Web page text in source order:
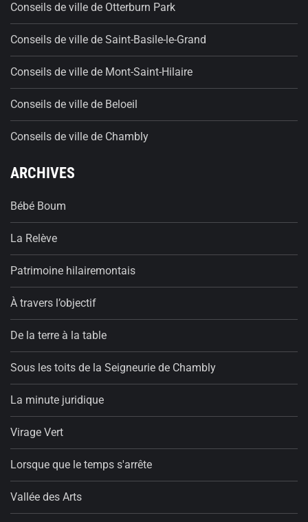
Conseils de ville de Otterburn Park
Conseils de ville de Saint-Basile-le-Grand
Conseils de ville de Mont-Saint-Hilaire
Conseils de ville de Beloeil
Conseils de ville de Chambly
ARCHIVES
Bébé Boum
La Relève
Patrimoine hilairemontais
À travers l’objectif
De la terre à la table
Sous les toits de la Seigneurie de Chambly
La minute juridique
Virage Vert
Lorsque que le temps s'arrête
Vallée des Arts